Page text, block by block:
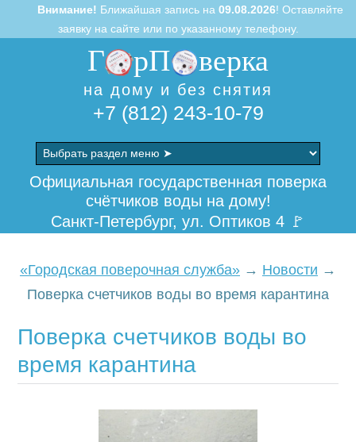
Внимание! Ближайшая запись на 09.08.2026! Оставляйте
заявку на сайте или по указанному телефону.
Г рП верка
на дому и без снятия
+7 (812) 243-10-79
Официальная государственная поверка
счётчиков воды на дому!
Санкт-Петербург, ул. Оптиков 4 🚩
«Городская поверочная служба» → Новости →
Поверка счетчиков воды во время карантина
Поверка счетчиков воды во
время карантина